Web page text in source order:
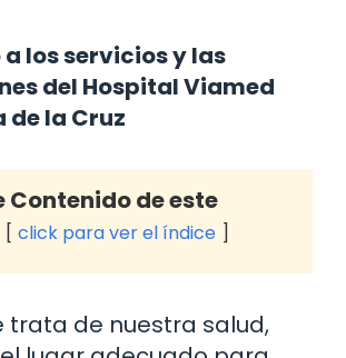
los servicios y las
del Hospital Viamed
de la Cruz
Contenido de este
click para ver el índice
trata de nuestra salud,